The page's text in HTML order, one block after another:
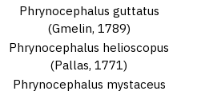
Phrynocephalus guttatus
(Gmelin, 1789)
Phrynocephalus helioscopus
(Pallas, 1771)
Phrynocephalus mystaceus